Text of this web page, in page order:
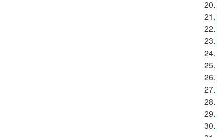
20.
21.
22.
23.
24.
25.
26.
27.
28.
29.
30.